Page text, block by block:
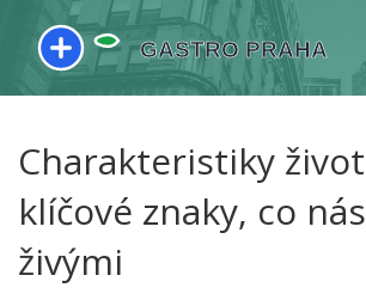
Charakteristiky
klíčové znaky, co
živými